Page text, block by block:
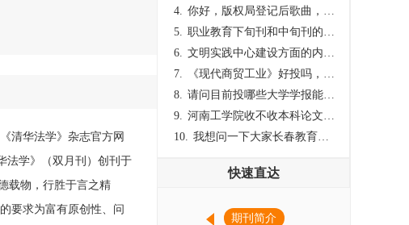
清华法学》杂志官方网
法学》（双月刊）创刊于
载物，行胜于言之精
要求为富有原创性、问
4. 你好，版权局登记后歌曲，这里能否发表
5. 职业教育下旬刊和中旬刊的国内刊号一样，他们有什么区别，两本刊物都是真的吗？
6. 文明实践中心建设方面的内容适合那种期刊
7.
《现代商贸工业》好投吗，版面费多少？
8. 请问目前投哪些大学学报能较快出刊啊
9. 河南工学院收不收本科论文呀？
10. 我想问一下大家长春教育学院学报是本科学报吗？
快速直达
期刊简介